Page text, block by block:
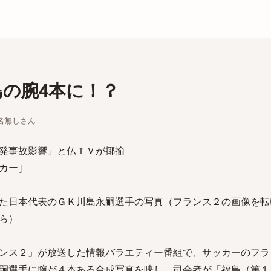
腕4本に！？
しさん
事故影響」と仏ＴＶが揶揄
ー］
日本代表のＧＫ川島永嗣選手の写真（フランス２の画像を
）
２」が放送した情報バラエティー番組で、サッカーのフ